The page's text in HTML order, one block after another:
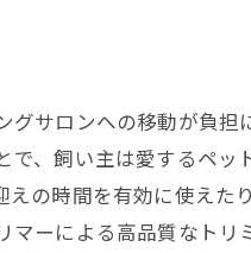
グサロンへの移動が負担
、飼い主は愛するペッ
の時間を有効に使えた
マーによる高品質なトリ